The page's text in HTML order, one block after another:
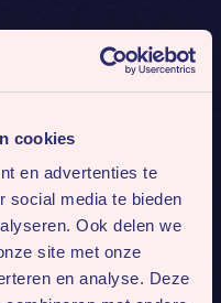
cookies
en advertenties te
social media te bieden
Ook delen we
site met onze
en analyse. Deze